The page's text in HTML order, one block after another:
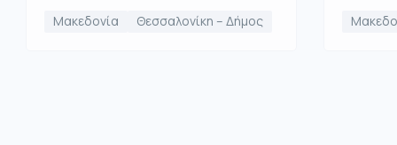
Μακεδονία Θεσσαλονίκη – Δήμος